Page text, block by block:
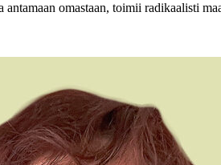
omastaan, toimii radikaalisti